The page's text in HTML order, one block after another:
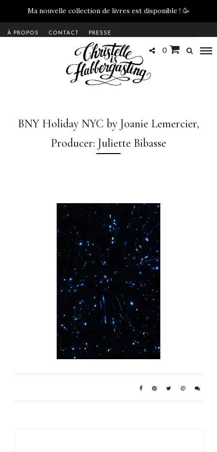
Ma nouvelle collection de livres est disponible ! 🥳
À PROPOS CONTACT PRESSE
0
BNY Holiday NYC by Joanie Lemercier,
Producer: Juliette Bibasse